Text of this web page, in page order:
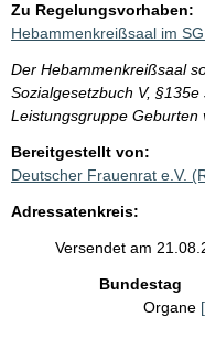
Zu Regelungsvorhaben:
Hebammenkreißsaal im
Der Hebammenkreißsaal
Sozialgesetzbuch V,
Leistungsgruppe Geburten
Bereitgestellt von:
Deutscher Frauenrat e.V.
Adressatenkreis:
Versendet am
Bundestag
Organe